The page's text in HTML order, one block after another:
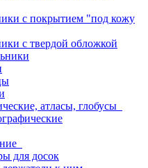
с покрытием "под кожу
с твердой обложкой
атласы, глобусы
для досок